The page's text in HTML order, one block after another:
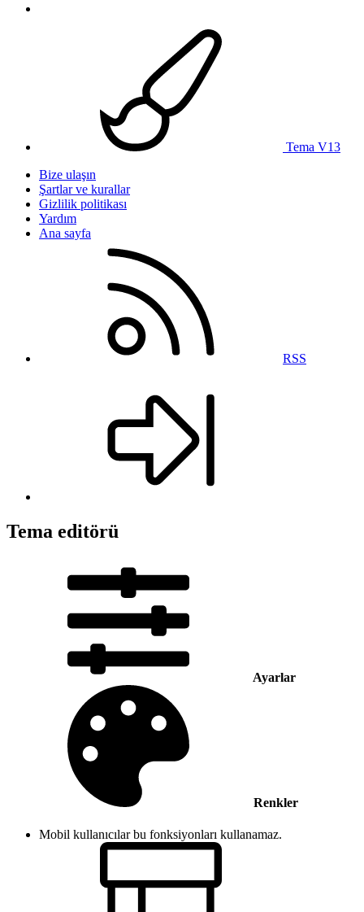
Tema V13
Bize ulaşın
Şartlar ve kurallar
Gizlilik politikası
Yardım
Ana sayfa
RSS
Tema editörü
Ayarlar
Renkler
Mobil kullanıcılar bu fonksiyonları kullanamaz.